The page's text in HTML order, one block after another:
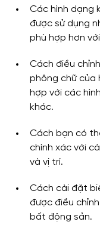
Các hình dạng
được sử dụng
phù hợp hơn
Cách điều
phông chữ của
hợp với các
khác.
Cách bạn có
chính xác với
và vị trí.
Cách cài đặt
được điều
bất động sản.